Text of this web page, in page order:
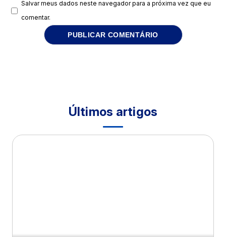
Salvar meus dados neste navegador para a próxima vez que eu
comentar.
Últimos artigos